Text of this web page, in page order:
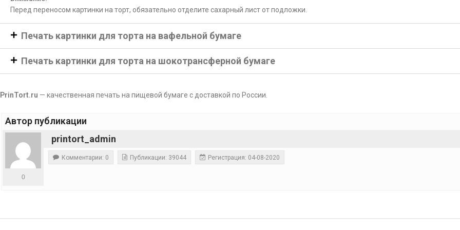
Перед переносом картинки на торт, обязательно отделите сахарный лист от подложки.
Печать картинки для торта на вафельной бумаге
Печать картинки для торта на шокотрансферной бумаге
PrinTort.ru — качественная печать на пищевой бумаге с доставкой по России.
Автор публикации
printort_admin
0
Комментарии: 0 Публикации: 39044 Регистрация: 04-08-2020